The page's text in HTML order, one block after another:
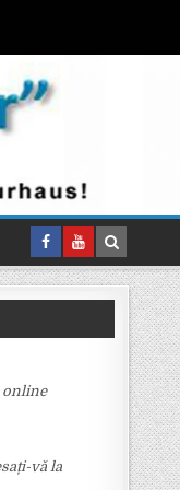
online
vă la